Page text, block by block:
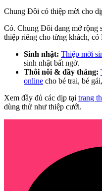
Chung Đôi có thiệp mời cho
Có. Chung Đôi đang mở rộng
thiệp riêng cho từng khách, có
Sinh nhật: Thiệp mời
sinh nhật bất ngờ.
Thôi nôi & đầy tháng:
online cho bé trai, bé
Xem đầy đủ các dịp tại trang
dùng thử như thiệp cưới.